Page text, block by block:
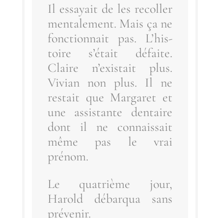
Il essayait de les recol­ler
men­ta­le­ment. Mais ça ne
fonc­tion­nait pas. L’his­
toire s’é­tait défaite.
Claire n’exis­tait plus.
Vivian non plus. Il ne
res­tait que Mar­ga­ret et
une assis­tante den­taire
dont il ne connais­sait
même pas le vrai
prénom.
Le qua­trième jour,
Harold débar­qua sans
prévenir.